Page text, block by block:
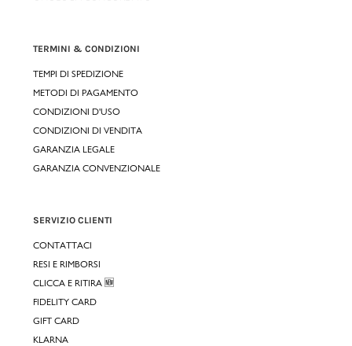
TERMINI & CONDIZIONI
TEMPI DI SPEDIZIONE
METODI DI PAGAMENTO
CONDIZIONI D'USO
CONDIZIONI DI VENDITA
GARANZIA LEGALE
GARANZIA CONVENZIONALE
SERVIZIO CLIENTI
CONTATTACI
RESI E RIMBORSI
CLICCA E RITIRA 🆕
FIDELITY CARD
GIFT CARD
KLARNA